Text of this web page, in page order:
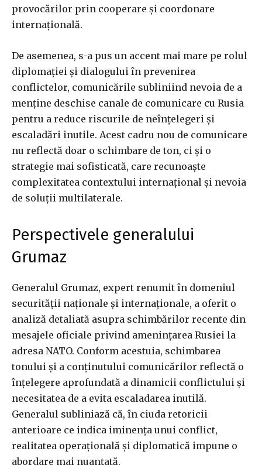
provocărilor prin cooperare și coordonare
internațională.
De asemenea, s-a pus un accent mai mare pe rolul
diplomației și dialogului în prevenirea
conflictelor, comunicările subliniind nevoia de a
menține deschise canale de comunicare cu Rusia
pentru a reduce riscurile de neînțelegeri și
escaladări inutile. Acest cadru nou de comunicare
nu reflectă doar o schimbare de ton, ci și o
strategie mai sofisticată, care recunoaște
complexitatea contextului internațional și nevoia
de soluții multilaterale.
Perspectivele generalului
Grumaz
Generalul Grumaz, expert renumit în domeniul
securității naționale și internaționale, a oferit o
analiză detaliată asupra schimbărilor recente din
mesajele oficiale privind amenințarea Rusiei la
adresa NATO. Conform acestuia, schimbarea
tonului și a conținutului comunicărilor reflectă o
înțelegere aprofundată a dinamicii conflictului și
necesitatea de a evita escaladarea inutilă.
Generalul subliniază că, în ciuda retoricii
anterioare ce indica iminența unui conflict,
realitatea operațională și diplomatică impune o
abordare mai nuanțată.